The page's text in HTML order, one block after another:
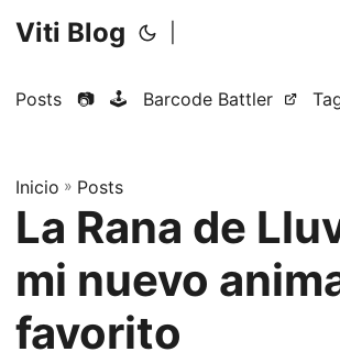
Viti Blog
Posts 📷 🕹️ Barcode Battler
Inicio » Posts
La Rana de
mi nuevo
favorito